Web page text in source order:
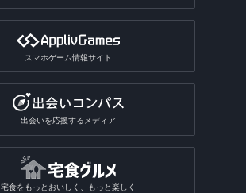
スマホゲーム情報サイト
出会いを応援するメディア
宅食をもっとおいしく、もっと楽しく